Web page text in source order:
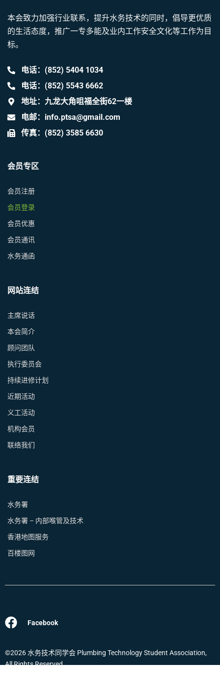
本会致力加强行业联系，提升水务技术的同时，倡导更优质
的生活态度，推广一专多能及业内工作安全文化等工作为目
标。
电话：(852) 5404 1034
电话：(852) 5543 6662
地址：九龙大角咀福全街62一楼
电邮：info.ptsa@gmail.com
传真：(852) 3585 6630
会员专区
会员注册
会员登录
会员优惠
会员通讯
水务通函
网站连结
主席说话
本会简介
顾问团队
执行委员会
持续进修计划
近期活动
义工活动
机构会员
联络我们
重要连结
水务署
水务署 – 内部喉管及技术
香港地图服务
百楼图网
Facebook
©2026 水务技术同学会 Plumbing Technology Student Association,
All Rights Reserved.